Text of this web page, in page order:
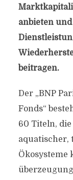
anbieten
beitragen.
Der „BNP
Fonds“
60 Titeln,
aquatischer,
Ökosysteme